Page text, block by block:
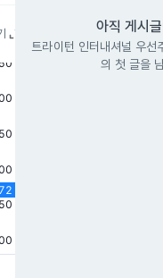
아직 게시
트라이턴 인터내셔널 우
의 첫 글을